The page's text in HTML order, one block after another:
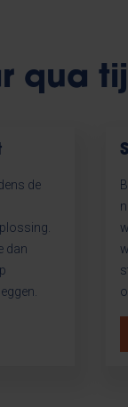
qua
de
dan